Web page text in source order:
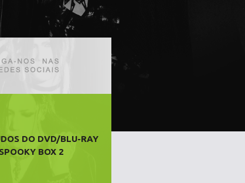
DO DVD/BLU-RAY
SPOOKY BOX 2